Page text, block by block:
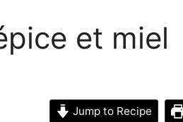
et miel
Jump to Recipe